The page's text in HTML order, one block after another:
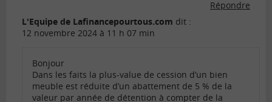
Répondre
L'Equipe de Lafinancepourtous.com dit :
12 novembre 2024 à 11 h 07 min
Bonjour
Dans les faits la plus-value de cession d’un bien
meuble est réduite d’un abattement de 5 % de la
valeur par année de détention à compter de la